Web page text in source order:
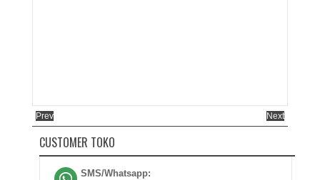
Prev Next
CUSTOMER TOKO
SMS/Whatsapp: